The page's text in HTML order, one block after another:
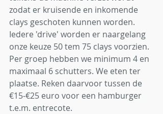
zodat er kruisende en inkomende
clays geschoten kunnen worden.
Iedere 'drive' worden er naargelang
onze keuze 50 tem 75 clays voorzien.
Per groep hebben we minimum 4 en
maximaal 6 schutters. We eten ter
plaatse. Reken daarvoor tussen de
€15-€25 euro voor een hamburger
t.e.m. entrecote.